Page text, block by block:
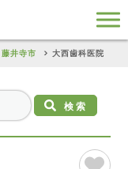
藤井寺市 大西歯科医院
検索